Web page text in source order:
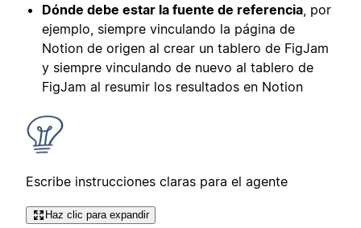
Dónde debe estar la fuente de referencia , por
ejemplo, siempre vinculando la página de
Notion de origen al crear un tablero de FigJam
y siempre vinculando de nuevo al tablero de
FigJam al resumir los resultados en Notion
Escribe instrucciones claras para el agente
Haz clic para expandir